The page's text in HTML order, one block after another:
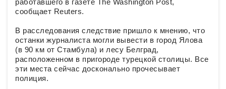
сообщает Reuters.
В расследования следствие пришло к мнению, что
останки журналиста могли вывести в город Ялова
(в 90 км от Стамбула) и лесу Белград,
расположенном в пригороде турецкой столицы. Все
эти места сейчас досконально прочесывает
полиция.